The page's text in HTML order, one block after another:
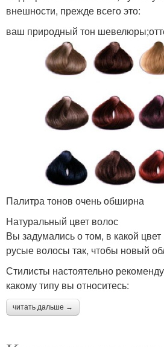
внешности, прежде всего это:
ваш природный тон
Палитра тонов очень обширна
Натуральный цвет волос
Вы задумались о том, в какой
русые волосы так, чтобы новый
Стилисты настоятельно
какому типу вы относитесь:
читать дальше →